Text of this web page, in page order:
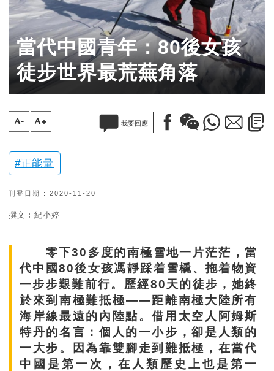
當代中國青年：80後女孩
徒步世界最荒蕪角落
A- A+ 我要回應
正能量
刊登日期 : 2020-11-20
撰文︰紀小婷
零下30多度的南極雪地一片茫茫， 當
代中國80後女孩馮靜踩着雪橇、拖着物資
一步步艱難前行。歷經80天的徒步，她終
於來到南極難抵極——距離南極大陸所有
海岸線最遠的內陸點。借用太空人阿姆斯
特丹的名言：個人的一小步，卻是人類的
一大步。因為靠雙腳走到難抵極， 在當代
中國是第一次， 在人類歷史上也是第一